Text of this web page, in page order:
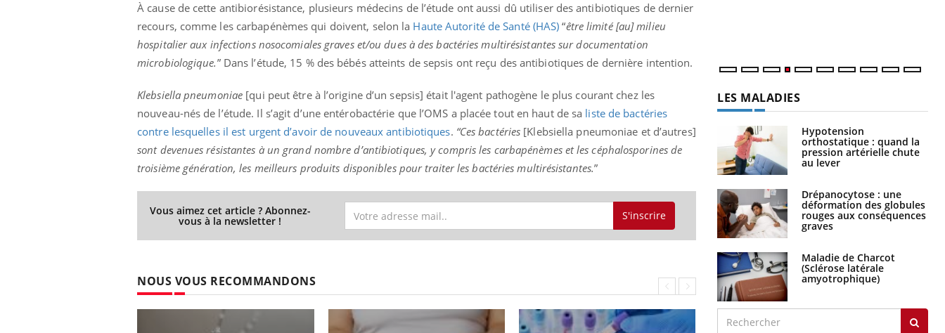
À cause de cette antibiorésistance, plusieurs médecins de l’étude ont aussi dû utiliser des antibiotiques de dernier
recours, comme les carbapénèmes qui doivent, selon la Haute Autorité de Santé (HAS) “être limité [au] milieu
hospitalier aux infections nosocomiales graves et/ou dues à des bactéries multirésistantes sur documentation
microbiologique.” Dans l’étude, 15 % des bébés atteints de sepsis ont reçu des antibiotiques de dernière intention.
Klebsiella pneumoniae [qui peut être à l’origine d’un sepsis] était l'agent pathogène le plus courant chez les
nouveau-nés de l’étude. Il s’agit d’une entérobactérie que l’OMS a placée tout en haut de sa liste de bactéries
contre lesquelles il est urgent d’avoir de nouveaux antibiotiques. “Ces bactéries [Klebsiella pneumoniae et d’autres]
sont devenues résistantes à un grand nombre d’antibiotiques, y compris les carbapénèmes et les céphalosporines de
troisième génération, les meilleurs produits disponibles pour traiter les bactéries multirésistantes.”
Vous aimez cet article ? Abonnez-
vous à la newsletter ! S'inscrire
NOUS VOUS RECOMMANDONS
LES MALADIES
Hypotension
orthostatique : quand la
pression artérielle chute
au lever
Drépanocytose : une
déformation des globules
rouges aux conséquences
graves
Maladie de Charcot
(Sclérose latérale
amyotrophique)